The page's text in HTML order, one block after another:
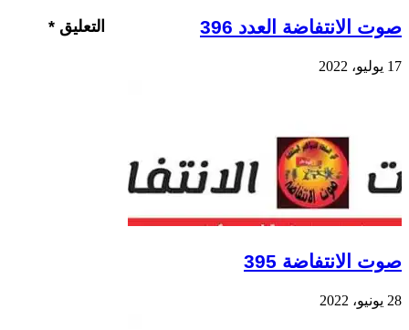
صوت الانتفاضة العدد 396
17 يوليو، 2022
صوت الانتفاضة 395
28 يونيو، 2022
التعليق *